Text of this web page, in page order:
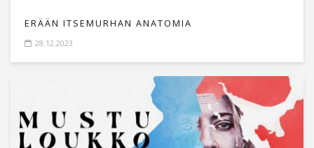
ERÄÄN ITSEMURHAN ANATOMIA
28.12.2023